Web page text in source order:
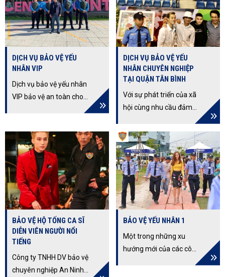
DỊCH VỤ BẢO VỆ YẾU
NHÂN VIP
Dịch vụ bảo vệ yếu nhân
VIP bảo vệ an toàn cho
quốc gia, lãnh đạo cấp
cao, cá nhân và yếu
nhân có nhu cầu thuê vệ
sĩ riêng.
DỊCH VỤ BẢO VỆ YẾU
NHÂN CHUYÊN NGHIỆP
TẠI QUẬN TÂN BÌNH
Với sự phát triển của xã
hội cùng nhu cầu đảm
thân và gia đình, người
thân ngày càng cao,
Công ty dịch vụ bảo vệ
Thịnh Hưng Long cung
cấp dịch vụ bảo vệ yếu
nhân chuyên nghiệp tại
quận Tân Bình
BẢO VỆ HỘ TỐNG CA SĨ
DIỄN VIÊN NGƯỜI NỔI
TIẾNG
Công ty TNHH DV bảo vệ
chuyên nghiệp An Ninh
BẢO VỆ YẾU NHÂN 1
Một trong những xu
hướng mới của các công
ty bảo vệ tại Việt Nam là